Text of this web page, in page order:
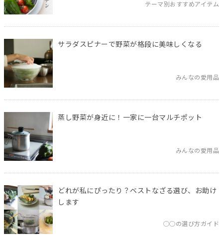
テーマ別おすすめアイテム
サラダスピナーで野菜が格段に美味しくなる
みんなの愛用品
蒸し野菜が身近に！一家に一台マルチポット
みんなの愛用品
どれが私にぴったり？ベストなざる選び、お助け
します
◯◯の選び方ガイド